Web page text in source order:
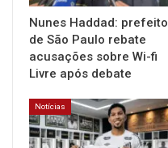
Nunes Haddad: prefeito
de São Paulo rebate
acusações sobre Wi-fi
Livre após debate
Notícias